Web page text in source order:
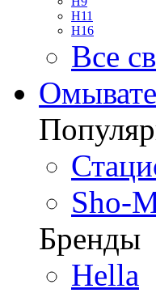
H11
H16
Все
Sho-
Бренды
Hella